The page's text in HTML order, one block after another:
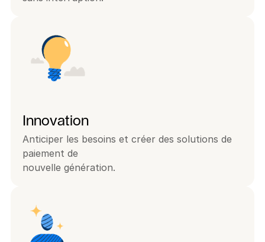
Innovation
Anticiper les besoins et créer des solutions de
paiement de
nouvelle génération.